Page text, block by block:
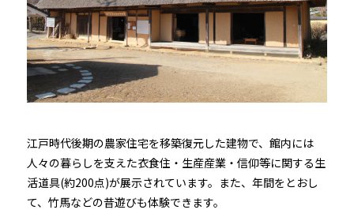
江戸時代後期の農家住宅を移築復元した建物で、館内には
人々の暮らしを支えた衣食住・生産産業・信仰等に関する生
活道具(約200点)が展示されています。また、年間をとおし
て、竹馬などの昔遊びも体験できます。